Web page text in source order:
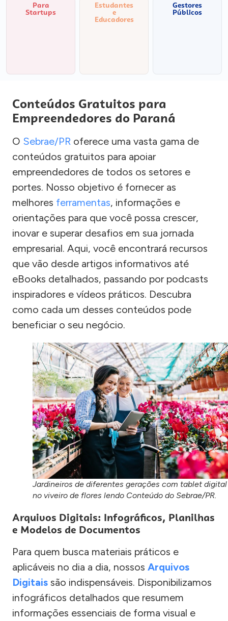
Para
Startups
Estudantes
e
Educadores
Gestores
Públicos
Conteúdos Gratuitos para
Empreendedores do Paraná
O Sebrae/PR oferece uma vasta gama de
conteúdos gratuitos para apoiar
empreendedores de todos os setores e
portes. Nosso objetivo é fornecer as
melhores ferramentas, informações e
orientações para que você possa crescer,
inovar e superar desafios em sua jornada
empresarial. Aqui, você encontrará recursos
que vão desde artigos informativos até
eBooks detalhados, passando por podcasts
inspiradores e vídeos práticos. Descubra
como cada um desses conteúdos pode
beneficiar o seu negócio.
Jardineiros de diferentes gerações com tablet digital
no viveiro de flores lendo Conteúdo do Sebrae/PR.
Arquivos Digitais: Infográficos, Planilhas
e Modelos de Documentos
Para quem busca materiais práticos e
aplicáveis no dia a dia, nossos Arquivos
Digitais são indispensáveis. Disponibilizamos
infográficos detalhados que resumem
informações essenciais de forma visual e